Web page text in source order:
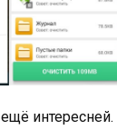
ещё